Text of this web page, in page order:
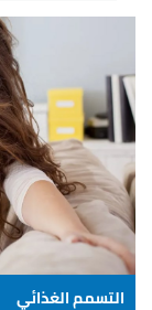
التسمم الغذائي